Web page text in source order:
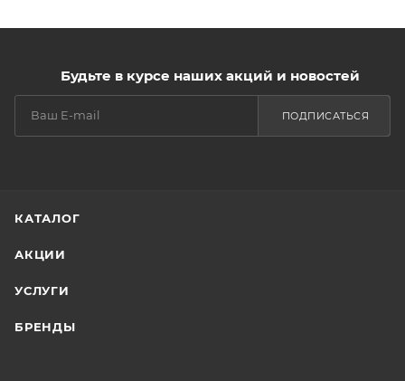
Будьте в курсе наших акций и новостей
ПОДПИСАТЬСЯ
КАТАЛОГ
АКЦИИ
УСЛУГИ
БРЕНДЫ